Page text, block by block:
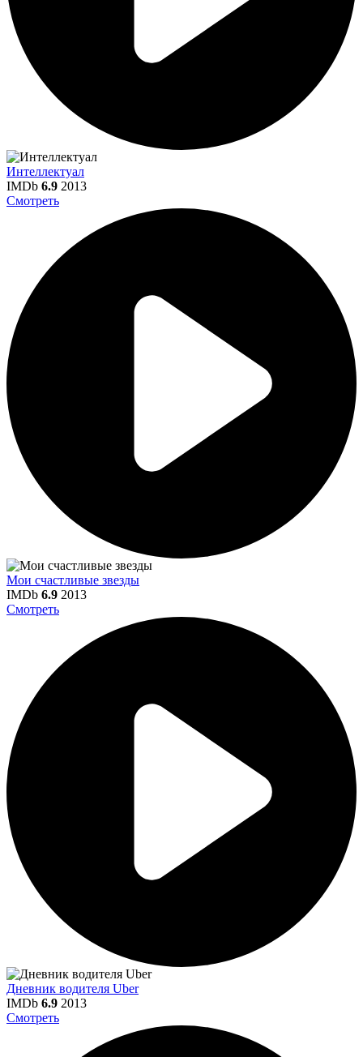
Интеллектуал
IMDb 6.9 2013
Смотреть
Мои счастливые звезды
IMDb 6.9 2013
Смотреть
Дневник водителя Uber
IMDb 6.9 2013
Смотреть